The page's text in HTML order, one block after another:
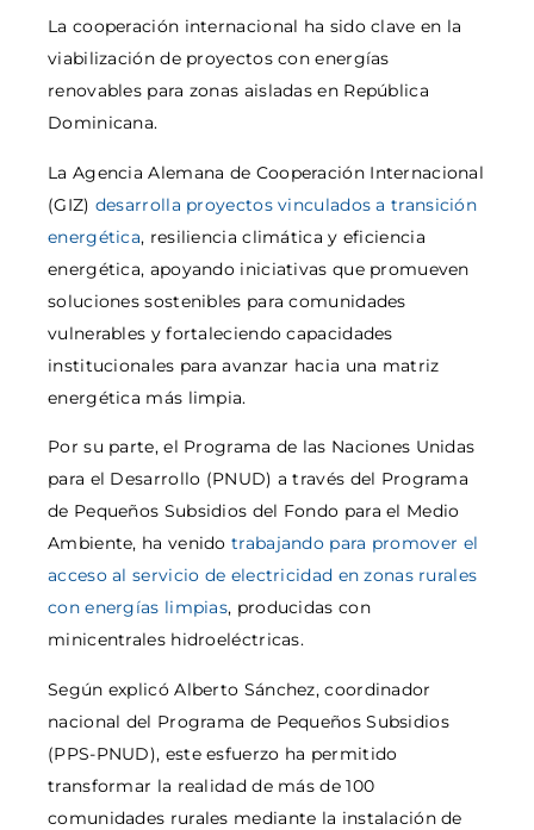
La cooperación internacional ha sido clave en la
viabilización de proyectos con energías
renovables para zonas aisladas en República
Dominicana.
La Agencia Alemana de Cooperación Internacional
(GIZ) desarrolla proyectos vinculados a transición
energética, resiliencia climática y eficiencia
energética, apoyando iniciativas que promueven
soluciones sostenibles para comunidades
vulnerables y fortaleciendo capacidades
institucionales para avanzar hacia una matriz
energética más limpia.
Por su parte, el Programa de las Naciones Unidas
para el Desarrollo (PNUD) a través del Programa
de Pequeños Subsidios del Fondo para el Medio
Ambiente, ha venidotrabajando para promover el
acceso al servicio de electricidad en zonas rurales
con energías limpias, producidas con
minicentrales hidroeléctricas.
Según explicó Alberto Sánchez, coordinador
nacional del Programa de Pequeños Subsidios
(PPS-PNUD), este esfuerzo ha permitido
transformar la realidad de más de 100
comunidades rurales mediante la instalación de